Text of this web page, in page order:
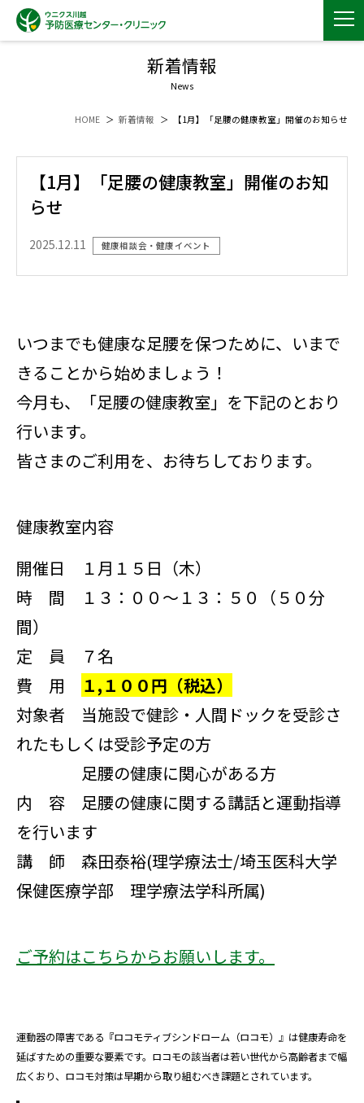
新着情報
News
HOME 新着情報 【1月】「足腰の健康教室」開催のお知らせ
【1月】「足腰の健康教室」開催のお知
らせ
2025.12.11 健康相談会・健康イベント
いつまでも健康な足腰を保つために、いまで
きることから始めましょう！
今月も、「足腰の健康教室」を下記のとおり
行います。
皆さまのご利用を、お待ちしております。
健康教室内容
開催日 １月１５日（木）
時 間 １３：００～１３：５０（５０分
間）
定 員 ７名
費 用
１,１００円（税込）
対象者 当施設で健診・人間ドックを受診さ
れたもしくは受診予定の方
足腰の健康に関心がある方
内 容 足腰の健康に関する講話と運動指導
を行います
講 師 森田泰裕(理学療法士/埼玉医科大学
保健医療学部 理学療法学科所属)
ご予約はこちらからお願いします。
運動器の障害である『ロコモティブシンドローム（ロコモ）』は健康寿命を
延ばすための重要な要素です。ロコモの該当者は若い世代から高齢者まで幅
広くおり、ロコモ対策は早期から取り組むべき課題とされています。